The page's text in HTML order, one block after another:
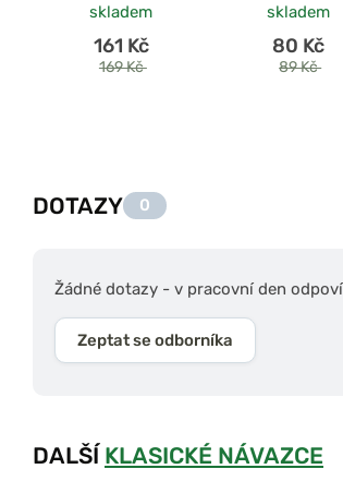
skladem
161 Kč
169 Kč
skladem
80 Kč
89 Kč
DOTAZY 0
Žádné dotazy - v pracovní den
Zeptat se odborníka
DALŠÍ KLASICKÉ NÁVAZCE